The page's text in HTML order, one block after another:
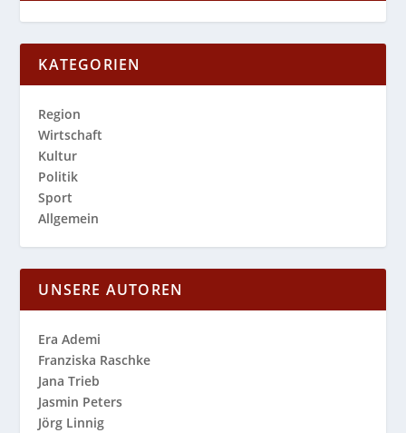
KATEGORIEN
Region
Wirtschaft
Kultur
Politik
Sport
Allgemein
UNSERE AUTOREN
Era Ademi
Franziska Raschke
Jana Trieb
Jasmin Peters
Jörg Linnig